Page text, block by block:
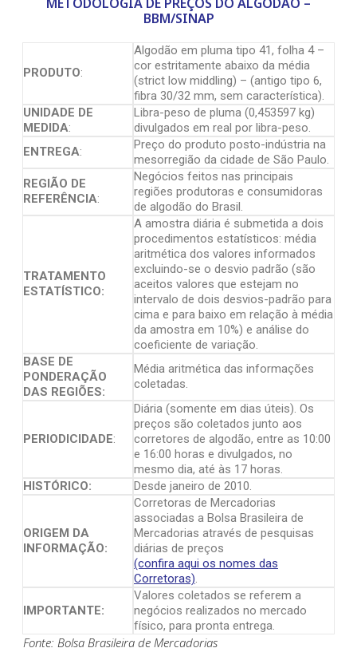
BBM/SINAP
PRODUTO:
Algodão em pluma tipo 41, folha 4 –
cor estritamente abaixo da média
(strict low middling) – (antigo tipo 6,
fibra 30/32 mm, sem característica).
UNIDADE DE
MEDIDA:
Libra-peso de pluma (0,453597 kg)
divulgados em real por libra-peso.
ENTREGA:
Preço do produto posto-indústria na
mesorregião da cidade de São Paulo.
REGIÃO DE
REFERÊNCIA:
Negócios feitos nas principais
regiões produtoras e consumidoras
de algodão do Brasil.
TRATAMENTO
ESTATÍSTICO:
A amostra diária é submetida a dois
procedimentos estatísticos: média
aritmética dos valores informados
excluindo-se o desvio padrão (são
aceitos valores que estejam no
intervalo de dois desvios-padrão para
cima e para baixo em relação à média
da amostra em 10%) e análise do
coeficiente de variação.
BASE DE
PONDERAÇÃO
DAS REGIÕES:
Média aritmética das informações
coletadas.
PERIODICIDADE:
Diária (somente em dias úteis). Os
preços são coletados junto aos
corretores de algodão, entre as 10:00
e 16:00 horas e divulgados, no
mesmo dia, até às 17 horas.
HISTÓRICO:
Desde janeiro de 2010.
ORIGEM DA
INFORMAÇÃO:
Corretoras de Mercadorias
associadas a Bolsa Brasileira de
Mercadorias através de pesquisas
diárias de preços
(confira aqui os nomes das
Corretoras).
IMPORTANTE:
Valores coletados se referem a
negócios realizados no mercado
físico, para pronta entrega.
Fonte: Bolsa Brasileira de Mercadorias